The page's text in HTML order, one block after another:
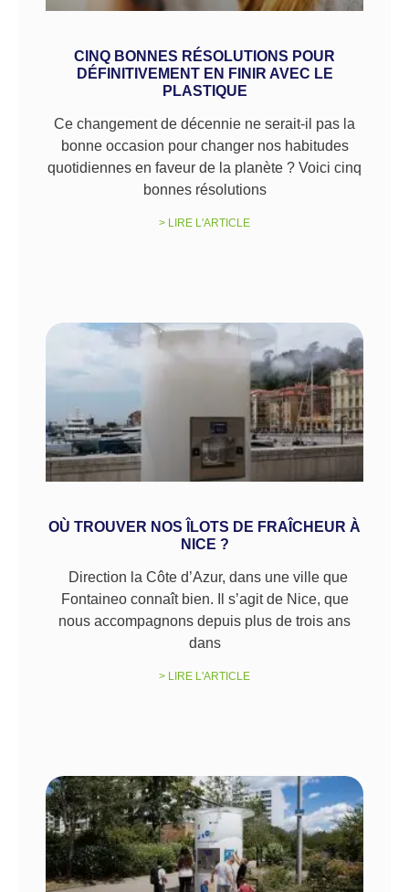
CINQ BONNES RÉSOLUTIONS POUR
DÉFINITIVEMENT EN FINIR AVEC LE
PLASTIQUE
Ce changement de décennie ne serait-il pas la
bonne occasion pour changer nos habitudes
quotidiennes en faveur de la planète ? Voici cinq
bonnes résolutions
> LIRE L'ARTICLE
OÙ TROUVER NOS ÎLOTS DE FRAÎCHEUR À
NICE ?
Direction la Côte d’Azur, dans une ville que
Fontaineo connaît bien. Il s’agit de Nice, que
nous accompagnons depuis plus de trois ans
dans
> LIRE L'ARTICLE